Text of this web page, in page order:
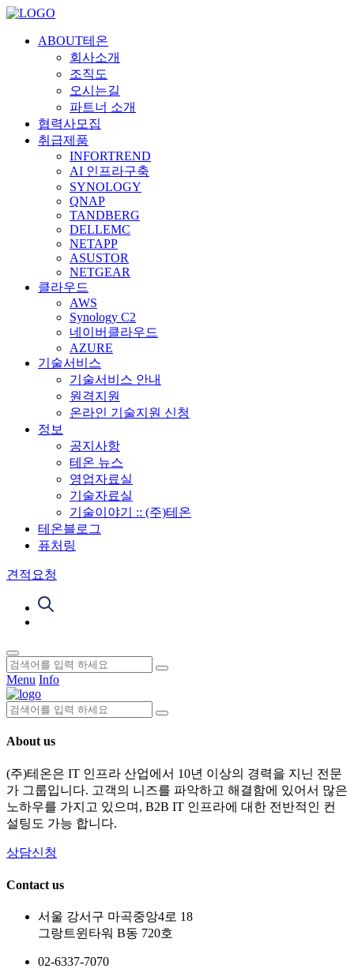
ABOUT테온
회사소개
조직도
오시는길
파트너 소개
협력사모집
취급제품
INFORTREND
AI 인프라구축
SYNOLOGY
QNAP
TANDBERG
DELLEMC
NETAPP
ASUSTOR
NETGEAR
클라우드
AWS
Synology C2
네이버클라우드
AZURE
기술서비스
기술서비스 안내
원격지원
온라인 기술지원 신청
정보
공지사항
테온 뉴스
영업자료실
기술자료실
기술이야기 :: (주)테온
테온블로그
퓨처링
견적요청
Menu Info
About us
(주)테온은 IT 인프라 산업에서 10년 이상의 경력을 지닌 전문
가 그룹입니다. 고객의 니즈를 파악하고 해결함에 있어서 많은
노하우를 가지고 있으며, B2B IT 인프라에 대한 전반적인 컨
설팅도 가능 합니다.
상담신청
Contact us
서울 강서구 마곡중앙4로 18
그랑트윈타워 B동 720호
02-6337-7070